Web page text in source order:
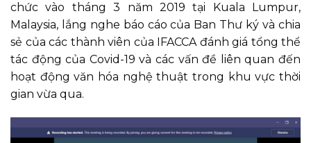
chức vào tháng 3 năm 2019 tại Kuala Lumpur,
Malaysia, lắng nghe báo cáo của Ban Thư ký và chia
sẻ của các thành viên của IFACCA đánh giá tổng thể
tác động của Covid-19 và các vấn đề liên quan đến
hoạt động văn hóa nghệ thuật trong khu vực thời
gian vừa qua.